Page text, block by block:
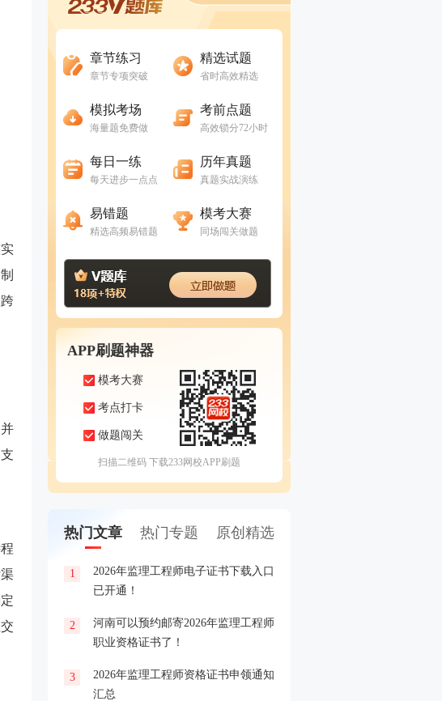
章节练习
章节专项突破
精选试题
省时高效精选
模拟考场
海量题免费做
考前点题
高效锁分72小时
每日一练
每天进步一点点
历年真题
真题实战演练
易错题
精选高频易错题
模考大赛
同场闯关做题
APP刷题神器
模考大赛
考点打卡
做题闯关
扫描二维码 下载233网校APP刷题
热门文章 热门专题 原创精选
1
2026年监理工程师电子证书下载入口
已开通！
2
河南可以预约邮寄2026年监理工程师
职业资格证书了！
3
2026年监理工程师资格证书申领通知
汇总